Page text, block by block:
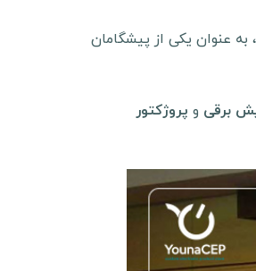
عنوان یکی از پیشگامان
برقی و پروژکتور